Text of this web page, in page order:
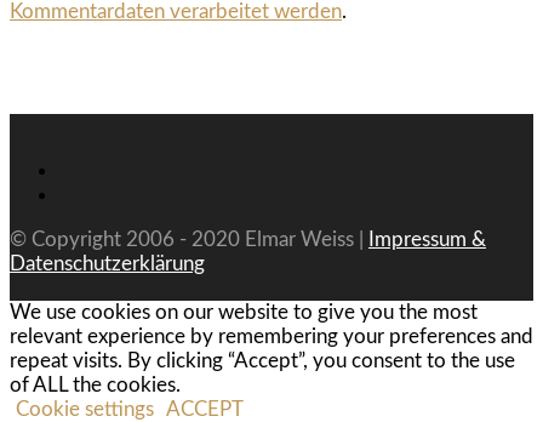
Kommentardaten verarbeitet werden.
© Copyright 2006 - 2020 Elmar Weiss |
Impressum &
Datenschutzerklärung
We use cookies on our website to give you the most
relevant experience by remembering your preferences and
repeat visits. By clicking “Accept”, you consent to the use
of ALL the cookies.
Cookie settings ACCEPT